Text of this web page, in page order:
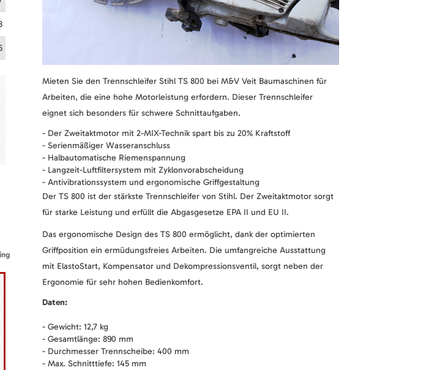
Mieten Sie den Trennschleifer Stihl TS 800 bei M&V Veit Baumaschinen für
Arbeiten, die eine hohe Motorleistung erfordern. Dieser Trennschleifer
eignet sich besonders für schwere Schnittaufgaben.
- Der Zweitaktmotor mit 2-MIX-Technik spart bis zu 20% Kraftstoff
- Serienmäßiger Wasseranschluss
- Halbautomatische Riemenspannung
- Langzeit-Luftfiltersystem mit Zyklonvorabscheidung
- Antivibrationssystem und ergonomische Griffgestaltung
Der TS 800 ist der stärkste Trennschleifer von Stihl. Der Zweitaktmotor sorgt
für starke Leistung und erfüllt die Abgasgesetze EPA II und EU II.
Das ergonomische Design des TS 800 ermöglicht, dank der optimierten
Griffposition ein ermüdungsfreies Arbeiten. Die umfangreiche Ausstattung
mit ElastoStart, Kompensator und Dekompressionsventil, sorgt neben der
Ergonomie für sehr hohen Bedienkomfort.
Daten:
- Gewicht: 12,7 kg
- Gesamtlänge: 890 mm
- Durchmesser Trennscheibe: 400 mm
- Max. Schnitttiefe: 145 mm